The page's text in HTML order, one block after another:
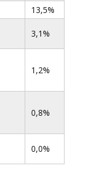
13,5%
3,1%
1,2%
0,8%
0,0%